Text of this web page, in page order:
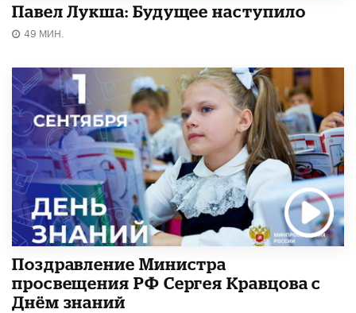
Павел Лукша: Будущее наступило
49 МИН.
Поздравление Министра
просвещения РФ Сергея Кравцова с
Днём знаний